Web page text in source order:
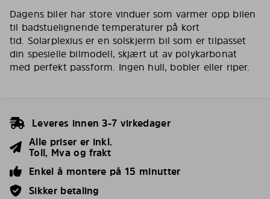
Dagens biler har store vinduer som varmer opp bilen
til badstuelignende temperaturer på kort
tid. Solarplexius er en solskjerm bil som er tilpasset
din spesielle bilmodell, skjært ut av polykarbonat
med perfekt passform. Ingen hull, bobler eller riper.
Leveres innen 3-7 virkedager
Alle priser er inkl.
Toll, Mva og frakt
Enkel å montere på 15 minutter
Sikker betaling